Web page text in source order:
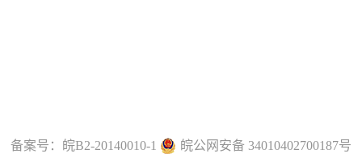
备案号： 皖B2-20140010-1 皖公网安备 34010402700187号